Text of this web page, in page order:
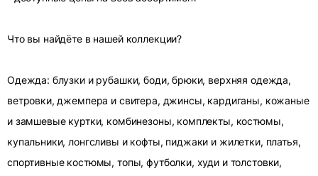
Что вы найдёте в нашей коллекции?
Одежда: блузки и рубашки, боди, брюки, верхняя одежда,
ветровки, джемпера и свитера, джинсы, кардиганы, кожаные
и замшевые куртки, комбинезоны, комплекты, костюмы,
купальники, лонгсливы и кофты, пиджаки и жилетки, платья,
спортивные костюмы, топы, футболки, худи и толстовки,